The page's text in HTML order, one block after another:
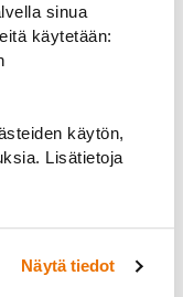
sinua
käytetään:
käytön,
Lisätietoja
Näytä tiedot
hyvä
olisi tätä